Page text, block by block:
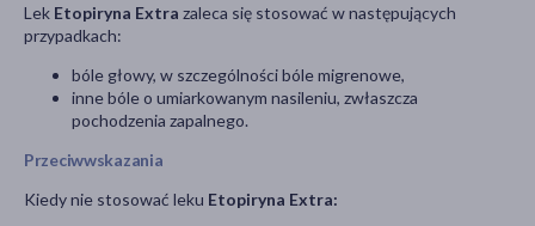
Lek Etopiryna Extra zaleca się stosować w następujących
przypadkach:
bóle głowy, w szczególności bóle migrenowe,
inne bóle o umiarkowanym nasileniu, zwłaszcza
pochodzenia zapalnego.
Przeciwwskazania
Kiedy nie stosować leku Etopiryna Extra: